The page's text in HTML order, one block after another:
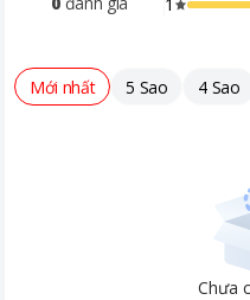
Mới nhất 5 Sao 4 Sao
Chưa